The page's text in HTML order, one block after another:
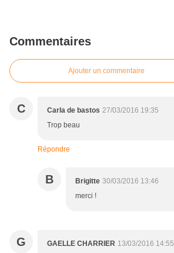
Commentaires
Ajouter un commentaire
C Carla de bastos 27/03/2016 19:35
Trop beau
Répondre
B Brigitte 30/03/2016 13:46
merci !
G GAELLE CHARRIER 13/03/2016 14:55